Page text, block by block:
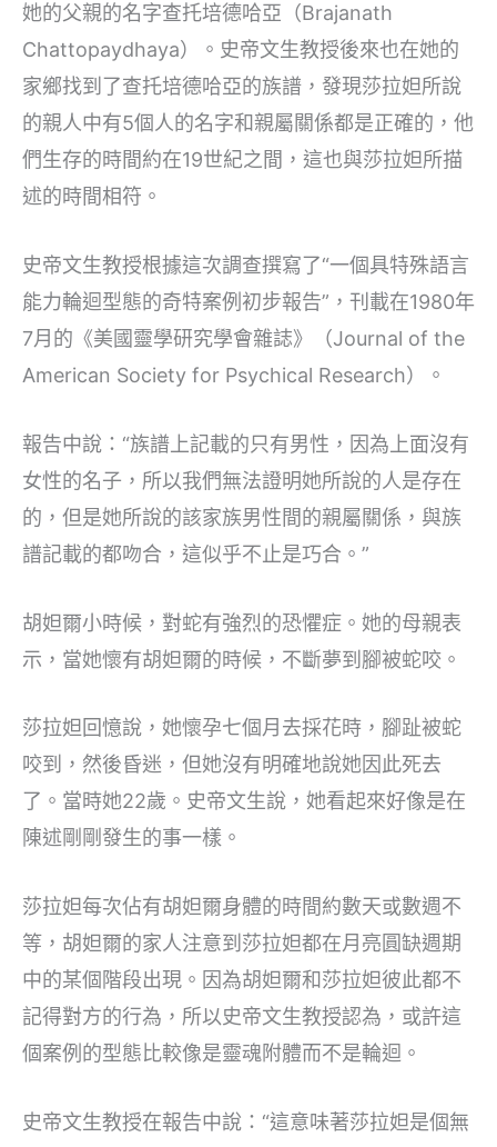
她的父親的名字查托培德哈亞（Brajanath
Chattopaydhaya）。史帝文生教授後來也在她的
家鄉找到了查托培德哈亞的族譜，發現莎拉妲所說
的親人中有5個人的名字和親屬關係都是正確的，他
們生存的時間約在19世紀之間，這也與莎拉妲所描
述的時間相符。
史帝文生教授根據這次調查撰寫了“一個具特殊語言
能力輪迴型態的奇特案例初步報告”，刊載在1980年
7月的《美國靈學研究學會雜誌》（Journal of the
American Society for Psychical Research）。
報告中說：“族譜上記載的只有男性，因為上面沒有
女性的名子，所以我們無法證明她所說的人是存在
的，但是她所說的該家族男性間的親屬關係，與族
譜記載的都吻合，這似乎不止是巧合。”
胡妲爾小時候，對蛇有強烈的恐懼症。她的母親表
示，當她懷有胡妲爾的時候，不斷夢到腳被蛇咬。
莎拉妲回憶說，她懷孕七個月去採花時，腳趾被蛇
咬到，然後昏迷，但她沒有明確地說她因此死去
了。當時她22歲。史帝文生說，她看起來好像是在
陳述剛剛發生的事一樣。
莎拉妲每次佔有胡妲爾身體的時間約數天或數週不
等，胡妲爾的家人注意到莎拉妲都在月亮圓缺週期
中的某個階段出現。因為胡妲爾和莎拉妲彼此都不
記得對方的行為，所以史帝文生教授認為，或許這
個案例的型態比較像是靈魂附體而不是輪迴。
史帝文生教授在報告中說：“這意味著莎拉妲是個無